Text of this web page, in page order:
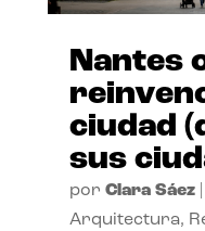
Nantes
ciudad
sus
por Clara Sáez|
Arquitectura,